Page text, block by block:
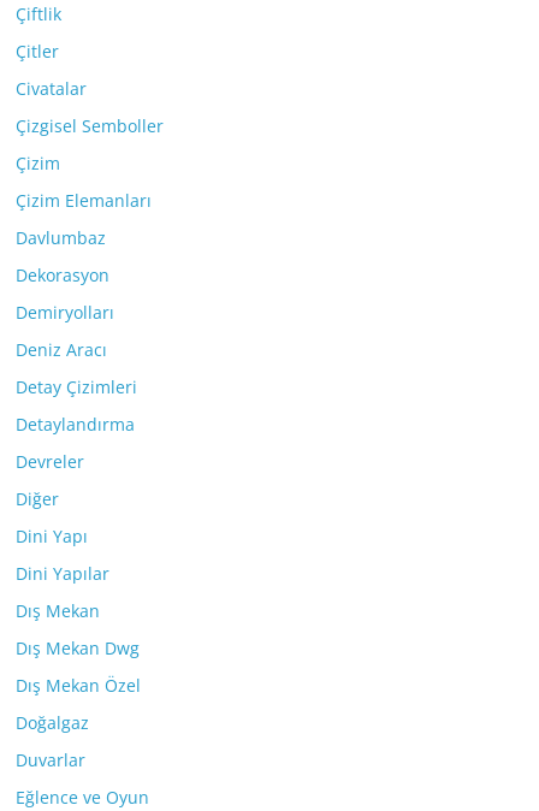
Çiftlik
Çitler
Civatalar
Çizgisel Semboller
Çizim
Çizim Elemanları
Davlumbaz
Dekorasyon
Demiryolları
Deniz Aracı
Detay Çizimleri
Detaylandırma
Devreler
Diğer
Dini Yapı
Dini Yapılar
Dış Mekan
Dış Mekan Dwg
Dış Mekan Özel
Doğalgaz
Duvarlar
Eğlence ve Oyun